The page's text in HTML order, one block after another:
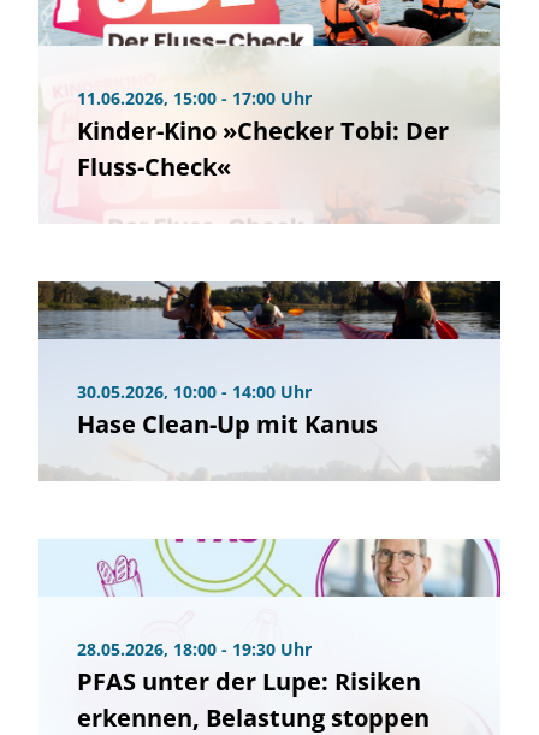
11.06.2026, 15:00 - 17:00 Uhr
Kinder-Kino »Checker Tobi: Der
Fluss-Check«
30.05.2026, 10:00 - 14:00 Uhr
Hase Clean-Up mit Kanus
28.05.2026, 18:00 - 19:30 Uhr
PFAS unter der Lupe: Risiken
erkennen, Belastung stoppen